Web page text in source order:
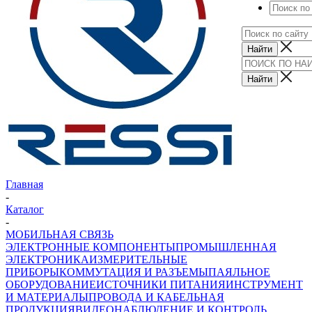
Главная
-
Каталог
-
МОБИЛЬНАЯ СВЯЗЬ
ЭЛЕКТРОННЫЕ КОМПОНЕНТЫПРОМЫШЛЕННАЯ
ЭЛЕКТРОНИКАИЗМЕРИТЕЛЬНЫЕ
ПРИБОРЫКОММУТАЦИЯ И РАЗЪЕМЫПАЯЛЬНОЕ
ОБОРУДОВАНИЕИСТОЧНИКИ ПИТАНИЯИНСТРУМЕНТ
И МАТЕРИАЛЫПРОВОДА И КАБЕЛЬНАЯ
ПРОДУКЦИЯВИДЕОНАБЛЮДЕНИЕ И КОНТРОЛЬ